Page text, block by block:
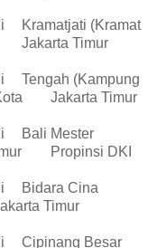
Kramatjati (Kramat
Jakarta Timur
Tengah (Kampung
Jakarta Timur
Bali Mester
Propinsi DKI
Bidara Cina
Timur
Cipinang Besar